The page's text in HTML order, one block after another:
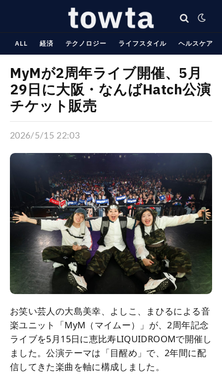
ALL 経済 テクノロジー ライフスタイル ヘルスケア
MyMが2周年ライブ開催、5月
29日に大阪・なんばHatch公演
チケット販売
2026/5/15 22:03
お笑い芸人の大島美幸、よしこ、まひるによる音
楽ユニット「MyM（マイムー）」が、2周年記念
ライブを5月15日に恵比寿LIQUIDROOMで開催し
ました。公演テーマは「目醒め」で、2年間に配
信してきた楽曲を軸に構成しました。